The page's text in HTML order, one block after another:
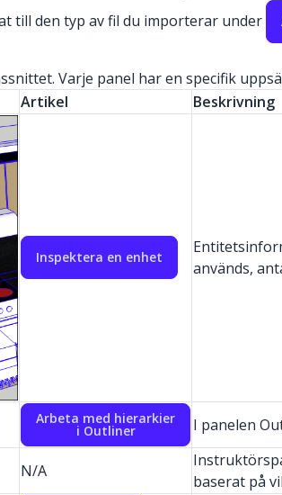
till den typ av fil du importerar under
Varje panel har en specifik
Artikel Beskrivning
Inspektera en enhet
används,
Arbeta med hierarkier
i Outliner I panelen
N/A
baserat på